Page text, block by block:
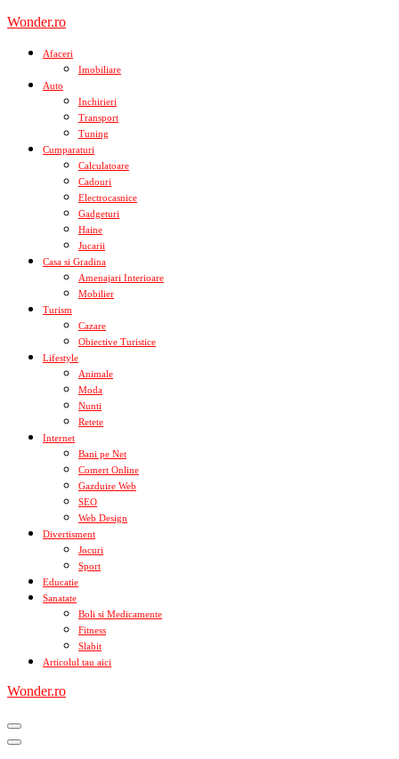
Skip
content
Wonder.ro
Afaceri
Imobiliare
Auto
Inchirieri
Transport
Tuning
Cumparaturi
Calculatoare
Cadouri
Electrocasnice
Gadgeturi
Haine
Jucarii
Casa si Gradina
Amenajari Interioare
Mobilier
Turism
Cazare
Obiective Turistice
Lifestyle
Animale
Moda
Nunti
Retete
Internet
Bani pe Net
Comert Online
Gazduire Web
SEO
Web Design
Divertisment
Jocuri
Sport
Educatie
Sanatate
Boli si Medicamente
Fitness
Slabit
Articolul tau aici
Wonder.ro